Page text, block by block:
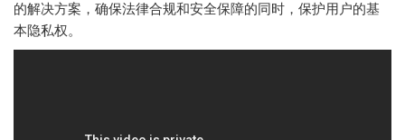
的解决方案，确保法律合规和安全保障的同时，保护用户的基
本隐私权。